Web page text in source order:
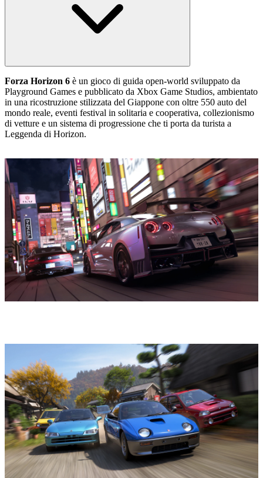
Forza Horizon 6 è un gioco di guida open‑world sviluppato da
Playground Games e pubblicato da Xbox Game Studios, ambientato
in una ricostruzione stilizzata del Giappone con oltre 550 auto del
mondo reale, eventi festival in solitaria e cooperativa, collezionismo
di vetture e un sistema di progressione che ti porta da turista a
Leggenda di Horizon.